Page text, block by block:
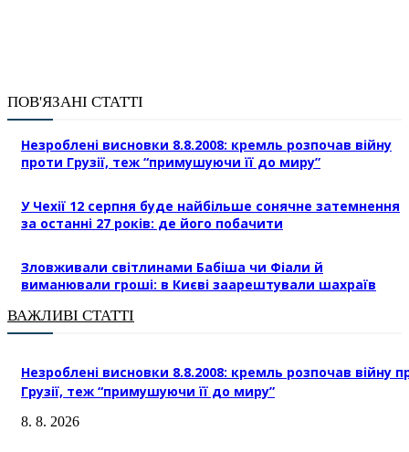
ПОВ'ЯЗАНІ СТАТТІ
Незроблені висновки 8.8.2008: кремль розпочав війну
проти Грузії, теж “примушуючи її до миру”
У Чехії 12 серпня буде найбільше сонячне затемнення
за останні 27 років: де його побачити
Зловживали світлинами Бабіша чи Фіали й
виманювали гроші: в Києві заарештували шахраїв
ВАЖЛИВІ СТАТТІ
Незроблені висновки 8.8.2008: кремль розпочав війну
Грузії, теж “примушуючи її до миру”
8. 8. 2026